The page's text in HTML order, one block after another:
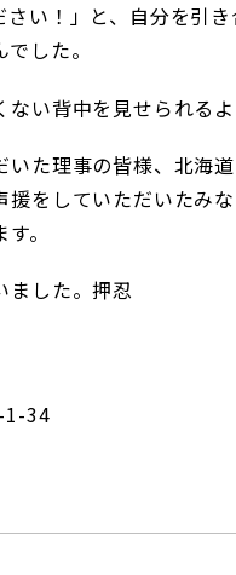
い！」と、自分を引
した。
い背中を見せられる
た理事の皆様、北海
をしていただいたみ
。
ました。押忍
1-34